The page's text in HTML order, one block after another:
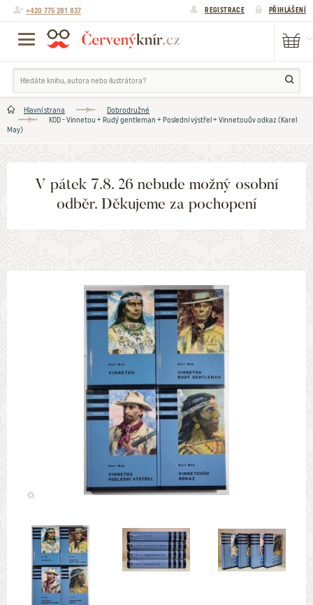
+420 775 281 837 REGISTRACE PŘIHLÁŠENÍ
Hlavní strana
Dobrodružné
KOD - Vinnetou + Rudý gentleman + Poslední výstřel + Vinnetouův odkaz (Karel
May)
V pátek 7.8. 26 nebude možný osobní
odběr. Děkujeme za pochopení